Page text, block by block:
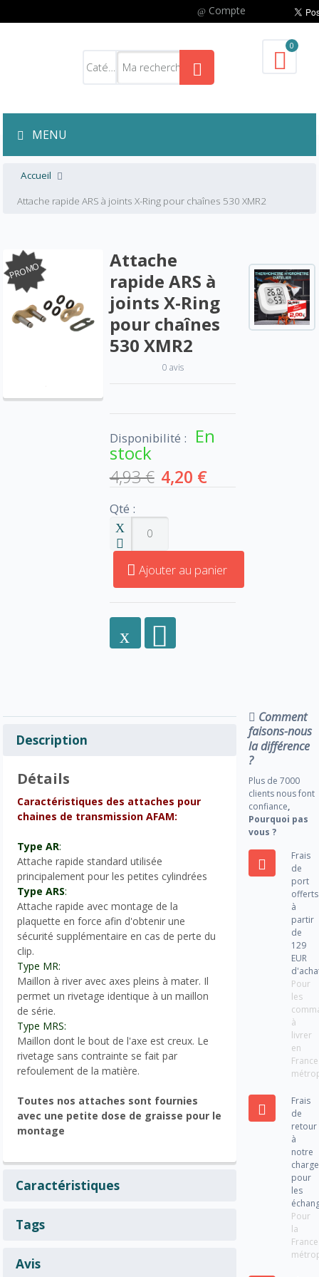
Compte
0
MENU
Accueil
Attache rapide ARS à joints X-Ring pour chaînes 530 XMR2
PROMO
Attache
rapide ARS à
joints X-Ring
pour chaînes
530 XMR2
0 avis
Disponibilité : En
stock
4,93 € 4,20 €
Qté :
Ajouter au panier
Description
Détails
Caractéristiques des attaches pour
chaines de transmission AFAM:
Type AR:
Attache rapide standard utilisée
principalement pour les petites cylindrées
Type ARS:
Attache rapide avec montage de la
plaquette en force afin d'obtenir une
sécurité supplémentaire en cas de perte du
clip.
Type MR:
Maillon à river avec axes pleins à mater. Il
permet un rivetage identique à un maillon
de série.
Type MRS:
Maillon dont le bout de l'axe est creux. Le
rivetage sans contrainte se fait par
refoulement de la matière.
Toutes nos attaches sont fournies
avec une petite dose de graisse pour le
montage
Caractéristiques
Tags
Avis
Comment
faisons-nous
la différence
?
Plus de 7000
clients nous font
confiance,
Pourquoi pas
vous ?
Frais
de
port
offerts
à
partir
de
129
EUR
Pour
les
à
livrer
en
France
Frais
de
retour
à
notre
charge
pour
les
Pour
la
France